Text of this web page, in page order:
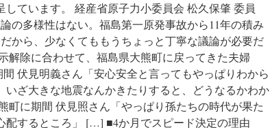
ています。 経産省原子力小委員会 松久保肇 委員
の多様性はない。福島第一原発事故から11年の積み
から、少なくてももうちょっと丁寧な議論が必要だ
解除に合わせて、福島県大熊町に戻ってきた夫婦
伏見明義さん「安心安全と言ってもやっぱりわから
いざ大きな地震なんかきたりすると、どうなるかわか
町に期間 伏見照さん「やっぱり孫たちの時代が果た
配するところ」 […] ■4か月でスピード決定の理由